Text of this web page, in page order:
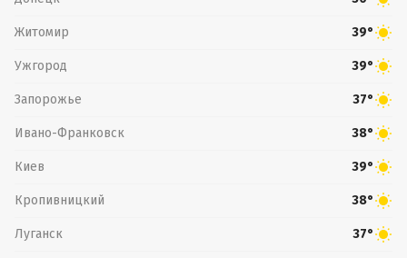
Житомир 39°
Ужгород 39°
Запорожье 37°
Ивано-Франковск 38°
Киев 39°
Кропивницкий 38°
Луганск 37°